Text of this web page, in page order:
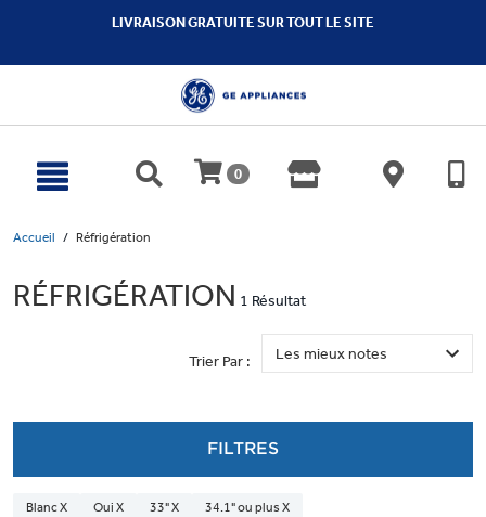
LIVRAISON GRATUITE SUR TOUT LE SITE
0
Accueil Réfrigération
RÉFRIGÉRATION 1 Résultat
Trier Par :
FILTRES
Blanc X Oui X 33" X 34.1" ou plus X